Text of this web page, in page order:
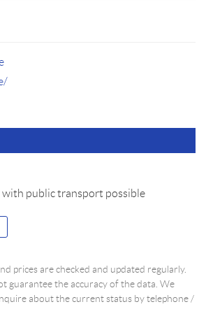
public transport possible
prices are checked and updated regularly.
guarantee the accuracy of the data. We
about the current status by telephone /